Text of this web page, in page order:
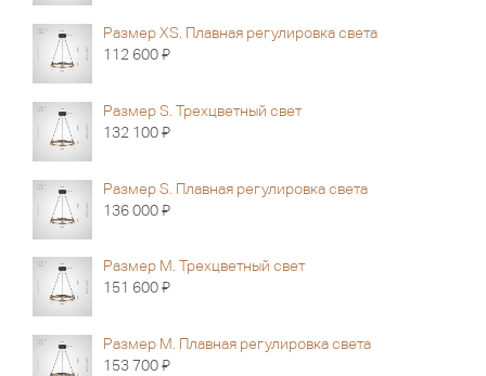
Размер XS. Плавная регулировка света
112 600Я
Размер S. Трехцветный свет
132 100Я
Размер S. Плавная регулировка света
136 000Я
Размер M. Трехцветный свет
151 600Я
Размер M. Плавная регулировка света
153 700Я